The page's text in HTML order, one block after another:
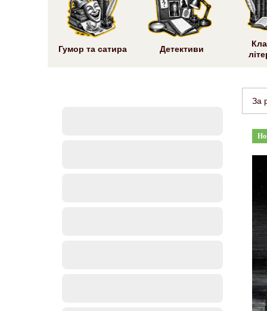
Гумор та сатира Детективи
За